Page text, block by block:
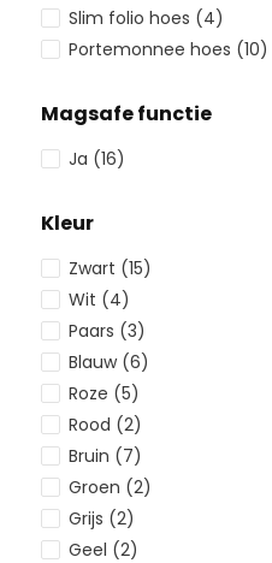
Slim folio hoes (4)
Portemonnee hoes (10)
Magsafe functie
Ja (16)
Kleur
Zwart (15)
Wit (4)
Paars (3)
Blauw (6)
Roze (5)
Rood (2)
Bruin (7)
Groen (2)
Grijs (2)
Geel (2)